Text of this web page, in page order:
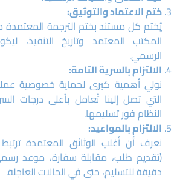
ختم الاعتماد والتوثيق:
يُختم كل مستند بختم الترجمة
المكتب المعتمد وتاريخ التنفيذ،
الرسمي.
الالتزام بالسرية التامة:
نولي أهمية كبرى لحماية خصوصية
التي تصل إلينا تُعامل بأعلى درجات
النظام فور تسليمها.
الالتزام بالمواعيد:
نعرف أن أغلب الوثائق المعتمدة
(تقديم طلب، مقابلة سفارة، موعد
دقيقة للتسليم، حتى في الحالات العاجلة.